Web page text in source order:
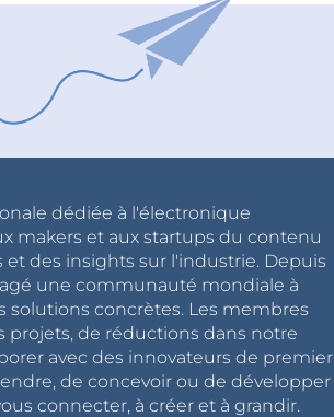
dédiée à l'électronique
makers et aux startups du contenu
des insights sur l'industrie. Depuis
une communauté mondiale à
solutions concrètes. Les membres
projets, de réductions dans notre
avec des innovateurs de premier
de concevoir ou de développer
connecter, à créer et à grandir.